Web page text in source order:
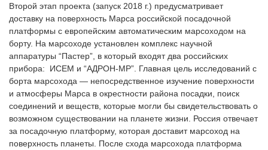
Второй этап проекта (запуск 2018 г.) предусматривает
доставку на поверхность Марса российской посадочной
платформы с европейским автоматическим марсоходом на
борту. На марсоходе установлен комплекс научной
аппаратуры “Пастер”, в который входят два российских
прибора: ИСЕМ и “АДРОН-МР”. Главная цель исследований с
борта марсохода — непосредственное изучение поверхности
и атмосферы Марса в окрестности района посадки, поиск
соединений и веществ, которые могли бы свидетельствовать о
возможном существовании на планете жизни. Россия отвечает
за посадочную платформу, которая доставит марсоход на
поверхность планеты. После схода марсохода платформа